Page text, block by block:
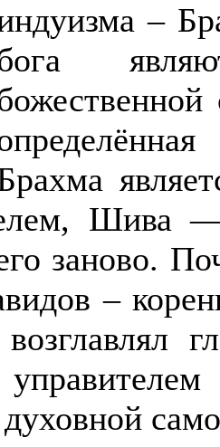
–
Шива
заново.
–